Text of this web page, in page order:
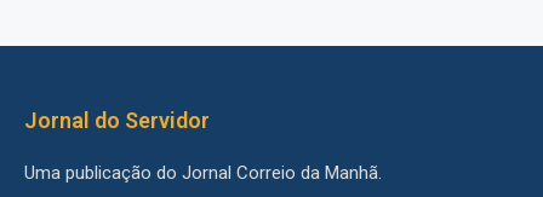
Jornal do Servidor
Uma publicação do Jornal Correio da Manhã.